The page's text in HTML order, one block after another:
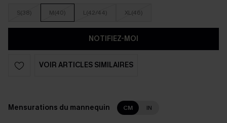
S(38) M(40) L(42/44) XL(46)
NOTIFIEZ-MOI
VOIR ARTICLES SIMILAIRES
Mensurations du mannequin CM IN